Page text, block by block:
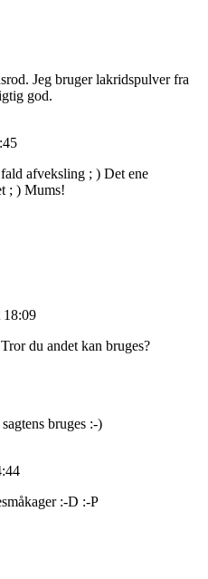
Jeg bruger lakridspulver fra
god.
afveksling ; ) Det ene
; ) Mums!
18:09
du andet kan bruges?
bruges :-)
:-D :-P